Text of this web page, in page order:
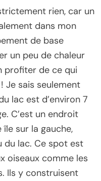
rien, car un
dans mon
de base
un peu de chaleur
profiter de ce qui
Je sais seulement
lac est d’environ 7
C’est un endroit
sur la gauche,
du lac. Ce spot est
oiseaux comme les
Ils y construisent